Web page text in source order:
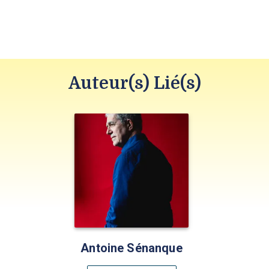
Auteur(s) Lié(s)
Antoine Sénanque